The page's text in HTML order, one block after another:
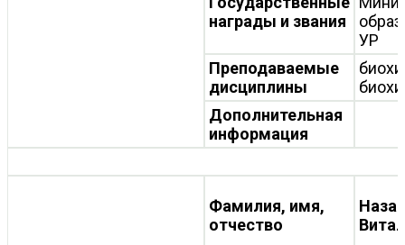
награды и звания
УР
Преподаваемые
дисциплины
Дополнительная
информация
Фамилия, имя,
отчество